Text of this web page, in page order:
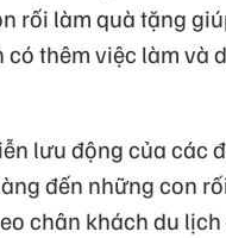
rối làm quà tặng
thêm việc làm và
lưu động của các
đến những con
chân khách du